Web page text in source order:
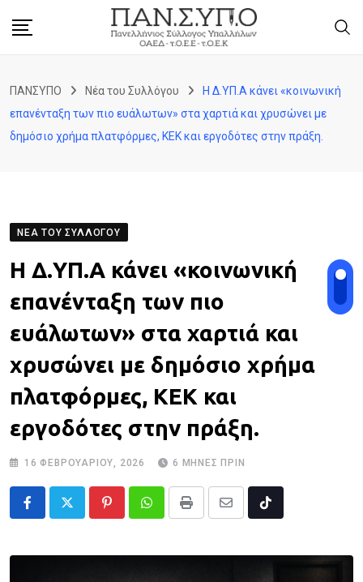
ΠΑΝΣΥΠΟ Νέα του Συλλόγου
Η Δ.ΥΠ.Α κάνει «κοινωνική
επανένταξη των πιο ευάλωτων» στα χαρτιά και χρυσώνει με
δημόσιο χρήμα πλατφόρμες, ΚΕΚ και εργοδότες στην πράξη.
ΝΈΑ ΤΟΥ ΣΥΛΛΌΓΟΥ
Η Δ.ΥΠ.Α κάνει «κοινωνική
επανένταξη των πιο
ευάλωτων» στα χαρτιά και
χρυσώνει με δημόσιο χρήμα
πλατφόρμες, ΚΕΚ και
εργοδότες στην πράξη.
16 ΦΕΒΡΟΥΑΡΊΟΥ, 2026 6 ΜΉΝΕΣ ΠΡΙΝ
PinterestWhatsappPrint
Share
Email
Tiktok